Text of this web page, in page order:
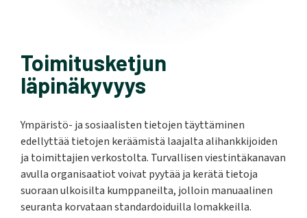
Toimitusketjun
läpinäkyvyys
Ympäristö- ja sosiaalisten tietojen täyttäminen
edellyttää tietojen keräämistä laajalta alihankkijoiden
ja toimittajien verkostolta. Turvallisen viestintäkanavan
avulla organisaatiot voivat pyytää ja kerätä tietoja
suoraan ulkoisilta kumppaneilta, jolloin manuaalinen
seuranta korvataan standardoiduilla lomakkeilla.